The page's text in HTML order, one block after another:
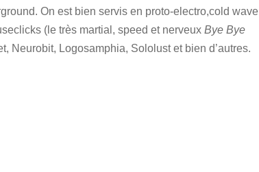
On est bien servis en proto-electro,cold wave
(le très martial, speed et nerveux Bye Bye
Neurobit, Logosamphia, Sololust et bien d’autres.